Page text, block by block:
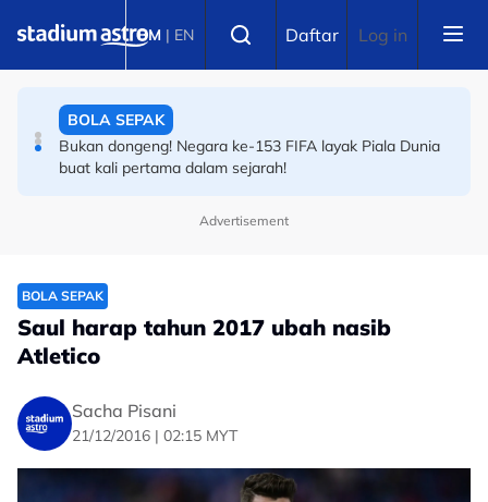
BM | EN Daftar Log in
Piala Hyundai ASEAN: Kakak Pavithran tegur peminat
BOLA SEPAK
Bukan dongeng! Negara ke-153 FIFA layak Piala Dunia
buat kali pertama dalam sejarah!
Advertisement
BOLA SEPAK
Saul harap tahun 2017 ubah nasib
Atletico
Sacha Pisani
21/12/2016 | 02:15 MYT